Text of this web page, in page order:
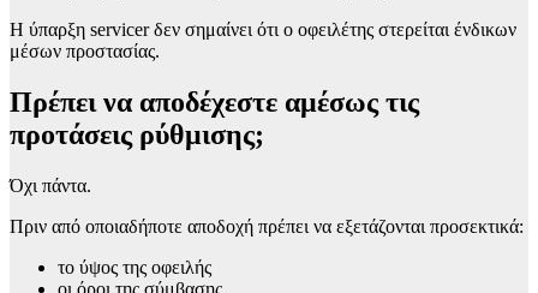
Η ύπαρξη servicer δεν σημαίνει ότι ο οφειλέτης στερείται ένδικων
μέσων προστασίας.
Πρέπει να αποδέχεστε αμέσως τις
προτάσεις ρύθμισης;
Όχι πάντα.
Πριν από οποιαδήποτε αποδοχή πρέπει να εξετάζονται προσεκτικά:
το ύψος της οφειλής
οι όροι της σύμβασης